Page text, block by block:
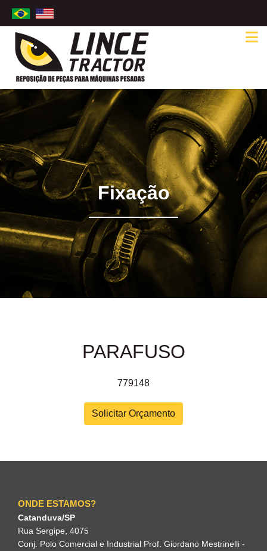
Fixação
PARAFUSO
779148
Solicitar Orçamento
ONDE ESTAMOS?
Catanduva/SP
Rua Sergipe, 4075
Conj. Polo Comercial e Industrial Prof. Giordano Mestrinelli -